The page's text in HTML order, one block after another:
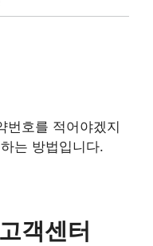
번호를 적어야겠지
는 방법입니다.
객센터